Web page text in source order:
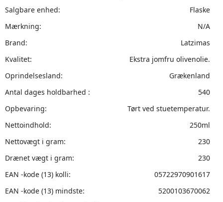
Salgbare enhed:
Flaske
Mærkning:
N/A
Brand:
Latzimas
Kvalitet:
Ekstra jomfru olivenolie.
Oprindelsesland:
Grækenland
Antal dages holdbarhed :
540
Opbevaring:
Tørt ved stuetemperatur.
Nettoindhold:
250ml
Nettovægt i gram:
230
Drænet vægt i gram:
230
EAN -kode (13) kolli:
05722970901617
EAN -kode (13) mindste:
5200103670062